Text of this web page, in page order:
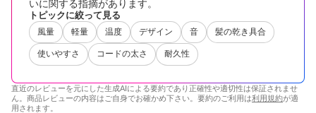
いに関する指摘があります。
トピックに絞って見る
風量 軽量 温度 デザイン 音 髪の乾き具合
使いやすさ コードの太さ 耐久性
直近のレビューを元にした生成AIによる要約であり正確性や適切性は保証されませ
ん。商品レビューの内容はご自身でお確かめ下さい。要約のご利用は利用規約が適
用されます。